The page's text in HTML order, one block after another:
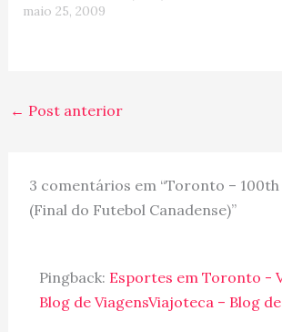
Toronto FC X New
Apesar do jogo ser
parecer esqueminha 3a.
maio 25, 2009
← Post anterior
3 comentários em “Toronto – 100th
(Final do Futebol Canadense)”
Pingback: Esportes em Toronto -
Blog de ViagensViajoteca – Blog